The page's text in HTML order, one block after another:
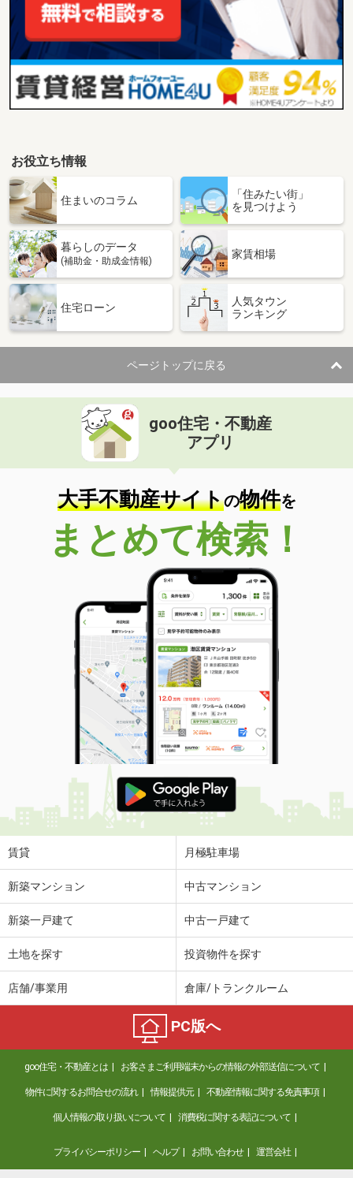
お役立ち情報
住まいのコラム
「住みたい街」
を見つけよう
暮らしのデータ
(補助金・助成金情報)
家賃相場
住宅ローン
人気タウン
ランキング
ページトップに戻る
goo住宅・不動産
アプリ
大手不動産サイトの物件を
まとめて検索！
賃貸 月極駐車場
新築マンション 中古マンション
新築一戸建て 中古一戸建て
土地を探す 投資物件を探す
店舗/事業用 倉庫/トランクルーム
PC版へ
goo住宅・不動産とは お客さまご利用端末からの情報の外部送信について
物件に関するお問合せの流れ 情報提供元 不動産情報に関する免責事項
個人情報の取り扱いについて 消費税に関する表記について
プライバシーポリシー ヘルプ お問い合わせ 運営会社